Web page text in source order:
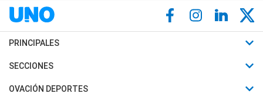
PRINCIPALES
Últimas Noticias
Política
SECCIONES
Horóscopo
OVACIÓN DEPORTES